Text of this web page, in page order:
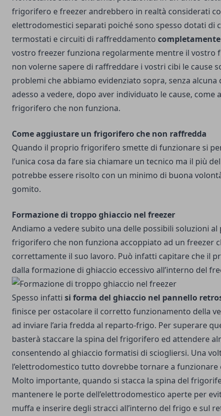
frigorifero e freezer andrebbero in realtà considerati
elettrodomestici separati poiché sono spesso dotati di
termostati e circuiti di raffreddamento
vostro freezer funziona regolarmente mentre il vostro
non volerne sapere di raffreddare i vostri cibi le cause
problemi che abbiamo evidenziato sopra, senza
adesso a vedere, dopo aver individuato le cause, come
frigorifero che non funziona.
Come aggiustare un frigorifero che non raffredda
Quando il proprio frigorifero smette di funzionare si
l’unica cosa da fare sia chiamare un tecnico ma il più
potrebbe essere risolto con un minimo di buona
gomito.
Formazione di troppo ghiaccio nel freezer
Andiamo a vedere subito una delle possibili soluzioni
frigorifero che non funziona accoppiato ad un freezer
correttamente il suo lavoro. Può infatti capitare che il
dalla formazione di ghiaccio eccessivo all’interno del
Spesso infatti si forma del ghiaccio nel pannello
finisce per ostacolare il corretto funzionamento della
ad inviare l’aria fredda al reparto-frigo. Per superare
basterà staccare la spina del frigorifero ed attendere
consentendo al ghiaccio formatisi di sciogliersi. Una
l’elettrodomestico tutto dovrebbe tornare a
Molto importante, quando si stacca la spina del
mantenere le porte dell’elettrodomestico aperte per
muffa e inserire degli stracci all’interno del frigo e sul